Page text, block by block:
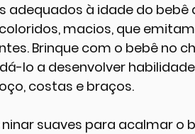
adequados à idade do
macios, que
Brinque com o bebê no
lo a desenvolver
costas e braços.
suaves para acalmar o